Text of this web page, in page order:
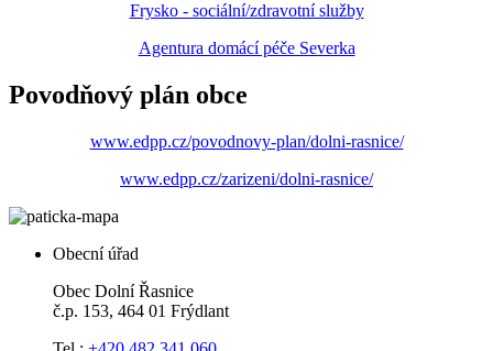
Frysko - sociální/zdravotní služby
Agentura domácí péče Severka
Povodňový plán obce
www.edpp.cz/povodnovy-plan/dolni-rasnice/
www.edpp.cz/zarizeni/dolni-rasnice/
Obecní úřad
Obec Dolní Řasnice
č.p. 153, 464 01 Frýdlant